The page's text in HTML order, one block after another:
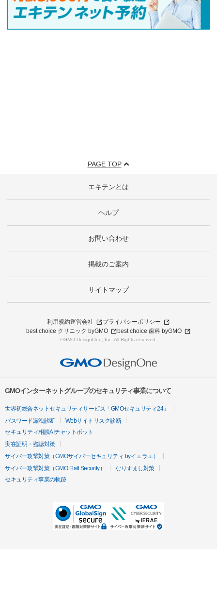
PAGE TOP
エキテンとは
ヘルプ
お問い合わせ
掲載のご案内
サイトマップ
利用規約運営会社
プライバシーポリシー
best choice クリニック byGMO
best choice 歯科 byGMO
©GMO DesignOne, Inc. All Rights reserved.
GMOインターネットグループのセキュリティ事業について
世界初総合ネットセキュリティサービス「GMOセキュリティ24」
パスワード漏洩診断
Webサイトリスク診断
セキュリティ相談AIチャットボット
実在証明・盗聴対策
サイバー攻撃対策（GMOサイバーセキュリティ byイエラエ）
サイバー攻撃対策（GMO Flatt Security）
なりすまし対策
セキュリティ事業の軌跡